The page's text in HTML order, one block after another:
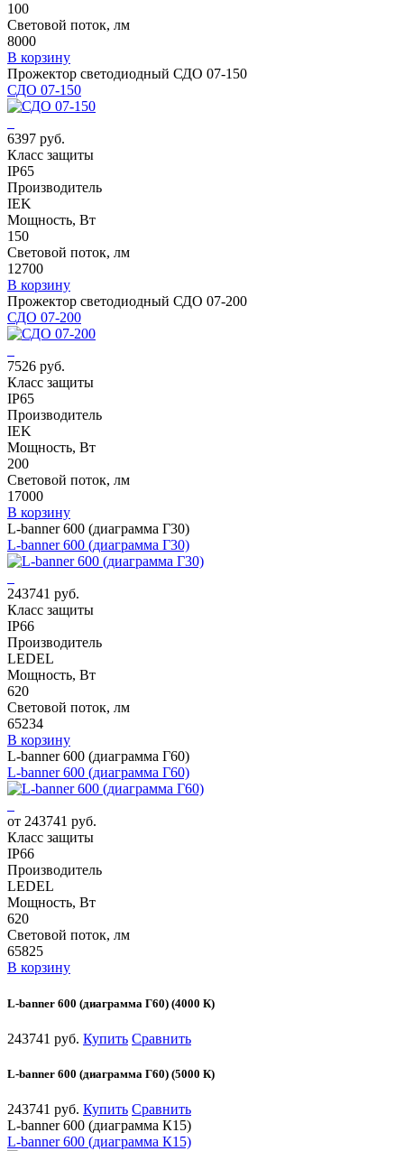
100
Световой поток, лм
8000
В корзину
Прожектор светодиодный СДО 07-150
СДО 07-150
6397 руб.
Класс защиты
IP65
Производитель
IEK
Мощность, Вт
150
Световой поток, лм
12700
В корзину
Прожектор светодиодный СДО 07-200
СДО 07-200
7526 руб.
Класс защиты
IP65
Производитель
IEK
Мощность, Вт
200
Световой поток, лм
17000
В корзину
L-banner 600 (диаграмма Г30)
L-banner 600 (диаграмма Г30)
243741 руб.
Класс защиты
IP66
Производитель
LEDEL
Мощность, Вт
620
Световой поток, лм
65234
В корзину
L-banner 600 (диаграмма Г60)
L-banner 600 (диаграмма Г60)
от 243741 руб.
Класс защиты
IP66
Производитель
LEDEL
Мощность, Вт
620
Световой поток, лм
65825
В корзину
L-banner 600 (диаграмма Г60) (4000 К)
243741 руб. Купить Сравнить
L-banner 600 (диаграмма Г60) (5000 К)
243741 руб. Купить Сравнить
L-banner 600 (диаграмма К15)
L-banner 600 (диаграмма К15)